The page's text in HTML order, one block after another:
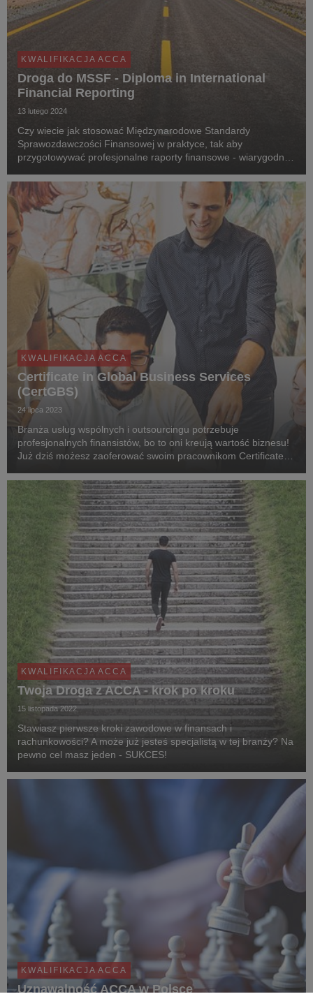
KWALIFIKACJA ACCA
Droga do MSSF - Diploma in International
Financial Reporting
13 lutego 2024
Czy wiecie jak stosować Międzynarodowe Standardy
Sprawozdawczości Finansowej w praktyce, tak aby
przygotowywać profesjonalne raporty finansowe - wiarygodne i
KWALIFIKACJA ACCA
Certificate in Global Business Services
(CertGBS)
24 lipca 2023
Branża usług wspólnych i outsourcingu potrzebuje
profesjonalnych finansistów, bo to oni kreują wartość biznesu!
Już dziś możesz zaoferować swoim pracownikom Certificate in
KWALIFIKACJA ACCA
Twoja Droga z ACCA - krok po kroku
15 listopada 2022
Stawiasz pierwsze kroki zawodowe w finansach i
rachunkowości? A może już jesteś specjalistą w tej branży? Na
pewno cel masz jeden - SUKCES!
KWALIFIKACJA ACCA
Uznawalność ACCA w Polsce